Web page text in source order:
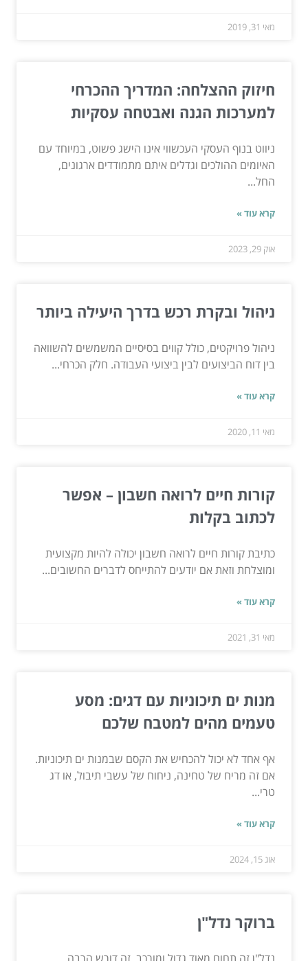
מאי 31, 2019
חיזוק ההצלחה: המדריך ההכרחי
למערכות הגנה ואבטחה עסקיות
ניווט בנוף העסקי העכשווי אינו הישג פשוט, במיוחד עם
האיומים ההולכים וגדלים איתם מתמודדים ארגונים,
החל...
קרא עוד »
אוק 29, 2023
ניהול ובקרת רכש בדרך היעילה ביותר
ניהול פרויקטים, כולל קווים בסיסיים המשמשים להשוואה
בין דוח הביצועים לבין ביצועי העבודה. חלק הכרחי...
קרא עוד »
מאי 11, 2020
קורות חיים לרואה חשבון – אפשר
לכתוב בקלות
כתיבת קורות חיים לרואה חשבון יכולה להיות מקצועית
ומוצלחת וזאת אם יודעים להתייחס לדברים החשובים...
קרא עוד »
מאי 31, 2021
מנות ים תיכוניות עם דגים: מסע
טעמים מהים למטבח שלכם
אף אחד לא יכול להכחיש את הקסם שבמנות ים תיכוניות.
אם זה מריח של טחינה, ניחוח של עשבי תיבול, או דג
טרי...
קרא עוד »
אוג 15, 2024
ברוקר נדל"ן